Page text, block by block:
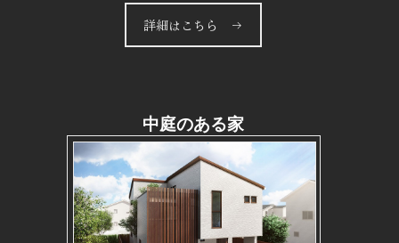
詳細はこちら →
中庭のある家